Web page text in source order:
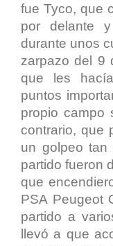
fue Tyco, que
por delante
durante unos
zarpazo del 9
que les
puntos
propio campo
contrario, que
un golpeo tan
partido fueron
que
PSA Peugeot
partido a
llevó a que